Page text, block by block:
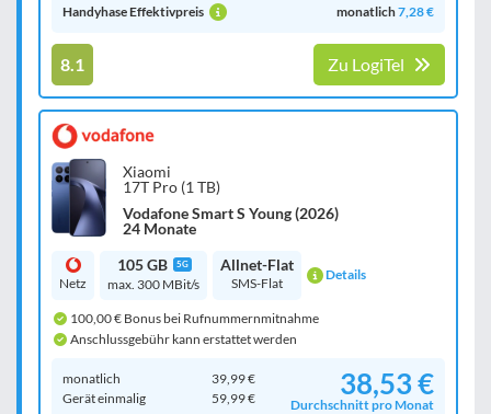
Handyhase Effektivpreis
monatlich7,28 €
8.1 Zu LogiTel
Xiaomi
17T Pro (1 TB)
Vodafone Smart S Young (2026)
24 Monate
Netz
105 GB 5G
max. 300 MBit/s
Allnet-Flat
SMS-Flat Details
100,00 € Bonus bei Rufnummernmitnahme
Anschlussgebühr kann erstattet werden
monatlich
39,99 €
Gerät einmalig
59,99 € 38,53 €
Durchschnitt pro Monat